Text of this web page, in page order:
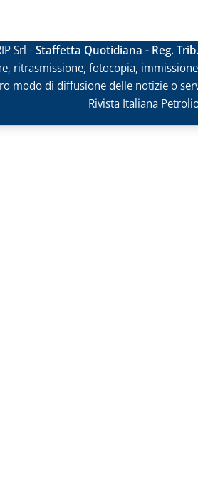
Srl -Staffetta Quotidiana - Reg.
ritrasmissione, fotocopia,
modo di diffusione delle notizie o
Rivista Italiana